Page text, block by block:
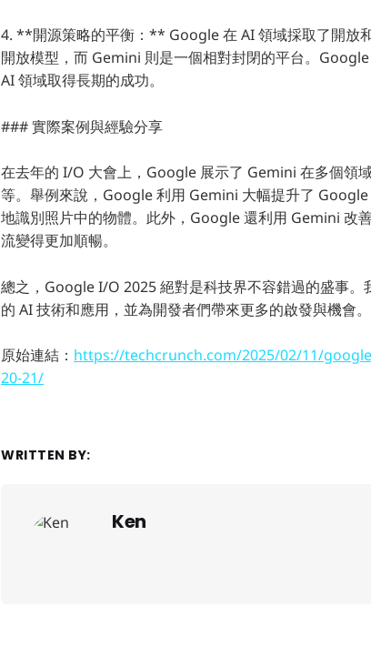
4. **開源策略的平衡：** Google 在 AI 領域採取了開放
開放模型，而 Gemini 則是一個相對封閉的平台。
AI 領域取得長期的成功。
### 實際案例與經驗分享
在去年的 I/O 大會上，Google 展示了 Gemini 在多個領
等。舉例來說，Google 利用 Gemini 大幅提升了
地識別照片中的物體。此外，Google 還利用 Gemini 改
流變得更加順暢。
總之，Google I/O 2025 絕對是科技界不容錯過的盛事
的 AI 技術和應用，並為開發者們帶來更多的啟發與機會。
原始連結： https://techcrunch.com/2025/02/11/
20-21/
WRITTEN BY:
Ken